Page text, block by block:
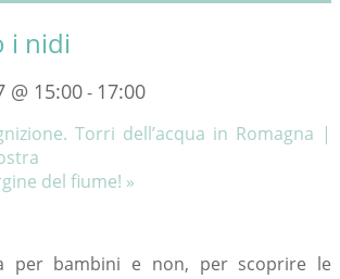
i nidi
@ 15:00- 17:00
Torri dell’acqua in Romagna |
del fiume! »
per bambini e non, per scoprire le